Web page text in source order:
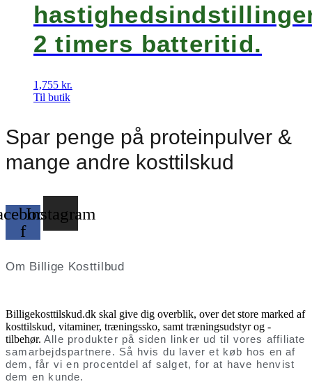
2 timers batteritid.
1,755 kr.
Til butik
Spar penge på proteinpulver &
mange andre kosttilskud
f
Instagram
Om Billige Kosttilbud
Billigekosttilskud.dk skal give dig overblik, over det store marked af
kosttilskud, vitaminer, træningssko, samt træningsudstyr og -
tilbehør. Alle produkter på siden linker ud til vores affiliate
samarbejdspartnere. Så hvis du laver et køb hos en af
dem, får vi en procentdel af salget, for at have henvist
dem en kunde.